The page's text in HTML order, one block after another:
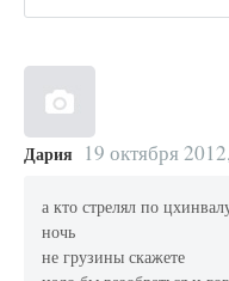
Дария 19 октября
а кто стрелял по
ночь
не грузины скажете